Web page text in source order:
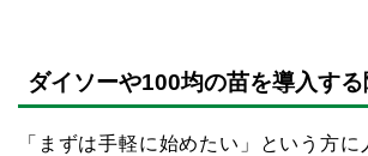
ダイソーや100均の苗を導入す
「まずは手軽に始めたい」という方